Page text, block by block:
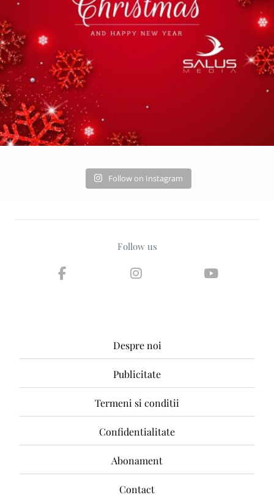
Follow on Instagram
Follow us
Despre noi
Publicitate
Termeni si conditii
Confidentialitate
Abonament
Contact